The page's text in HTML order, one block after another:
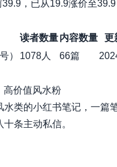
，已从19.9涨价至39.9
读者数量 内容数量
更
） 1078人 66篇
高价值风水粉
类的小红书笔记，一篇
条主动私信。